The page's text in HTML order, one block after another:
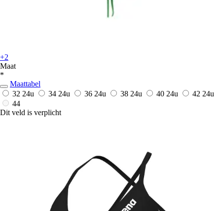
+2
Maat
*
Maattabel
32 24u 34 24u 36 24u 38 24u 40 24u 42 24u
44
Dit veld is verplicht